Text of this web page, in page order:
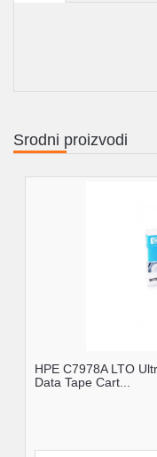
Srodni proizvodi
HPE C7978A LTO
Data Tape Cart...